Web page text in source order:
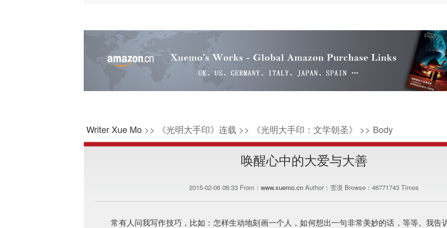
Writer Xue Mo >> 《光明大手印》连载 >> 《光明大手印：文学朝圣》 >> Body
唤醒心中的大爱与大善
2015-02-06 06:33 From： www.xuemo.cn Author：雪漠 Browse： 46771743 Times
常有人问我写作技巧，比如：怎样生动地刻画一个人，如何想出一句非常美妙的话，等等。我告